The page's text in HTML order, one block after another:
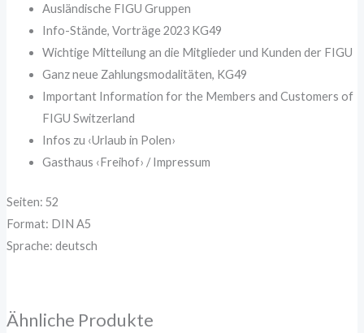
Ausländische FIGU Gruppen
Info-Stände, Vorträge 2023 KG49
Wichtige Mitteilung an die Mitglieder und Kunden der FIGU
Ganz neue Zahlungsmodalitäten, KG49
Important Information for the Members and Customers of
FIGU Switzerland
Infos zu ‹Urlaub in Polen›
Gasthaus ‹Freihof› / Impressum
Seiten: 52
Format: DIN A5
Sprache: deutsch
Ähnliche Produkte